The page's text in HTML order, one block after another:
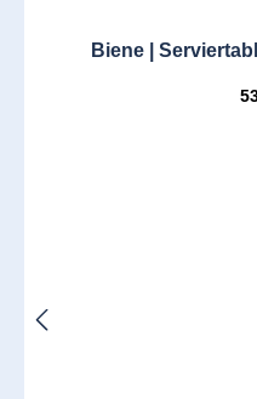
Biene |